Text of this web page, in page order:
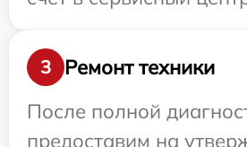
3
Ремонт техники
После полной
предоставим на